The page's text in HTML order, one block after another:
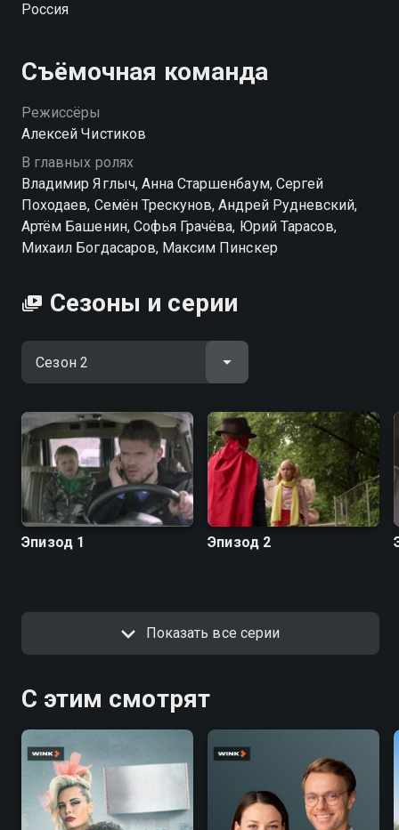
Россия
Съёмочная команда
Режиссёры
Алексей Чистиков
В главных ролях
Владимир Яглыч, Анна Старшенбаум, Сергей
Походаев, Семён Трескунов, Андрей Рудневский,
Артём Башенин, Софья Грачёва, Юрий Тарасов,
Михаил Богдасаров, Максим Пинскер
Сезоны и серии
Эпизод 1 Эпизод 2
Показать все серии
С этим смотрят